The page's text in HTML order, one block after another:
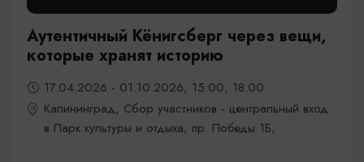
Аутентичный Кёнигсберг через вещи,
которые хранят историю
17.04.2026 - 01.10.2026, 15:00, 18:00
Калининград, Сбор участников - центральный вход
в Парк культуры и отдыха, пр. Победы 1Б,